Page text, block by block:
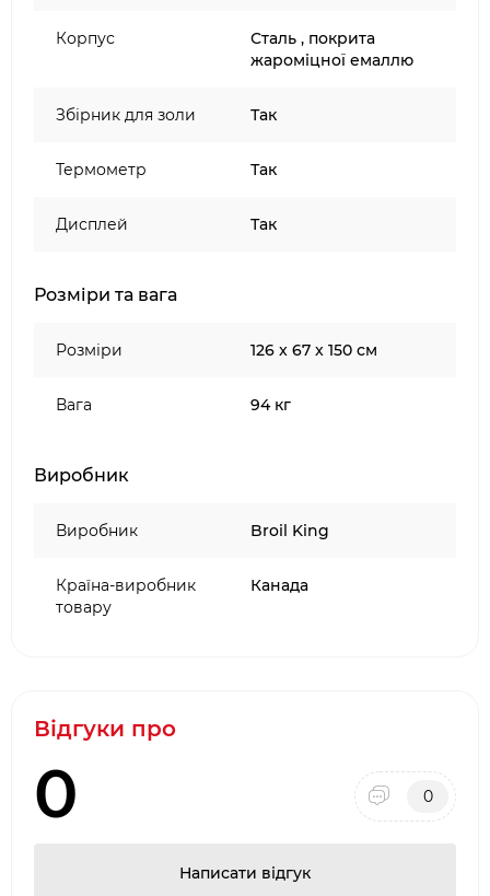
Унікальна система видалення золи і жиру,
У комплекті поставляються 2 термощупа
забезпечує мобільність, так і стійкість
Корпус
Сталь , покрита
жароміцної емаллю
Збірник для золи Так
Термометр Так
Дисплей Так
Розміри та вага
Розміри 126 x 67 x 150 см
Вага 94 кг
Виробник
Виробник Broil King
Країна-виробник
товару
Канада
Відгуки про
0 0
Написати відгук